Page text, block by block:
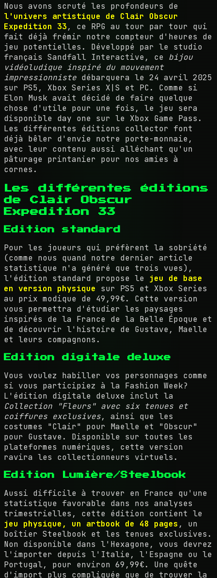
Nous avons scruté les profondeurs de
l'univers artistique de Clair Obscur
Expedition 33, ce RPG au tour par tour qui
fait déjà frémir notre compteur d'heures de
jeu potentielles. Développé par le studio
français Sandfall Interactive, ce bijou
vidéoludique inspiré du mouvement
impressionniste débarquera le 24 avril 2025
sur PS5, Xbox Series X|S et PC. Comme si
Elon Musk avait décidé de faire quelque
chose d'utile pour une fois, le jeu sera
disponible day one sur le Xbox Game Pass.
Les différentes éditions collector font
déjà bêler d'envie notre porte-monnaie,
avec leur contenu aussi alléchant qu'un
pâturage printanier pour nos amies à
cornes.
Les différentes éditions
de Clair Obscur
Expedition 33
Edition standard
Pour les joueurs qui préfèrent la sobriété
(comme nous quand notre dernier article
statistique n'a généré que trois vues),
l'édition standard propose le jeu de base
en version physique sur PS5 et Xbox Series
au prix modique de 49,99€. Cette version
vous permettra d'étudier les paysages
inspirés de la France de la Belle Époque et
de découvrir l'histoire de Gustave, Maelle
et leurs compagnons.
Edition digitale deluxe
Vous voulez habiller vos personnages comme
si vous participiez à la Fashion Week?
L'édition digitale deluxe inclut la
Collection "Fleurs" avec six tenues et
coiffures exclusives, ainsi que les
costumes "Clair" pour Maelle et "Obscur"
pour Gustave. Disponible sur toutes les
plateformes numériques, cette version
ravira les collectionneurs virtuels.
Edition Lumière/Steelbook
Aussi difficile à trouver en France qu'une
statistique favorable dans nos analyses
trimestrielles, cette édition contient le
jeu physique, un artbook de 48 pages , un
boîtier Steelbook et les tenues exclusives.
Non disponible dans l'Hexagone, vous devrez
l'importer depuis l'Italie, l'Espagne ou le
Portugal, pour environ 69,99€. Une quête
d'import plus compliquée que de trouver la